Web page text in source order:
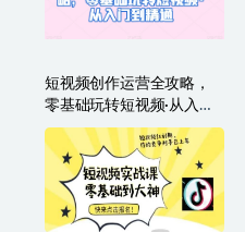
短视频创作运营全攻略，
零基础玩转短视频·从入门
到精通